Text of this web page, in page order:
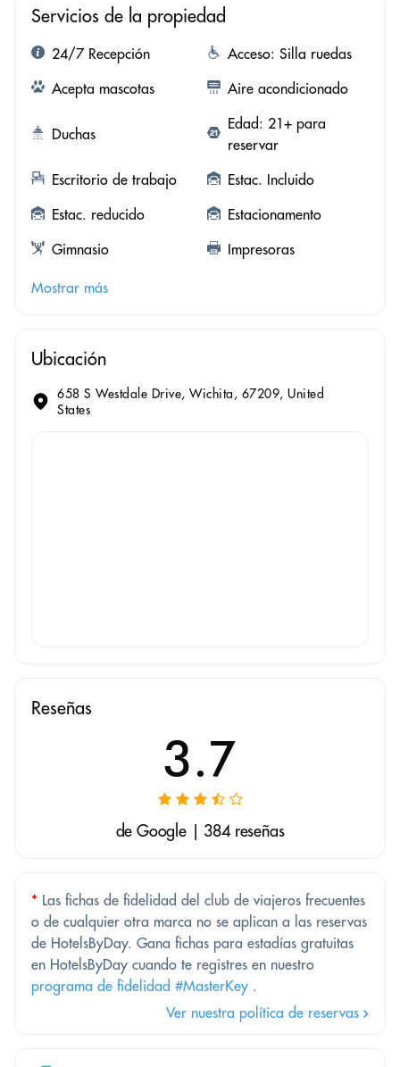
Servicios de la propiedad
24/7 Recepción
Acceso: Silla ruedas
Acepta mascotas
Aire acondicionado
Duchas
Edad: 21+ para
reservar
Escritorio de trabajo
Estac. Incluido
Estac. reducido
Estacionamento
Gimnasio
Impresoras
Mostrar más
Ubicación
658 S Westdale Drive, Wichita, 67209, United
States
Reseñas
3.7
de Google | 384 reseñas
* Las fichas de fidelidad del club de viajeros frecuentes
o de cualquier otra marca no se aplican a las reservas
de HotelsByDay. Gana fichas para estadías gratuitas
en HotelsByDay cuando te registres en nuestro
programa de fidelidad #MasterKey .
Ver nuestra política de reservas